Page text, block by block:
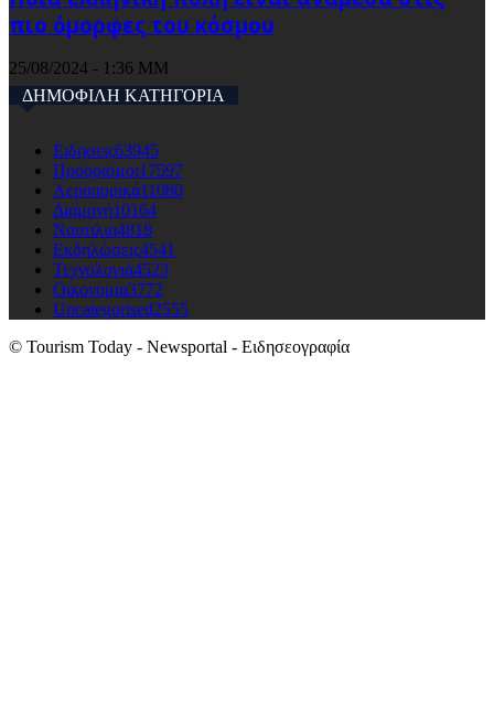
πιο όμορφες του κόσμου
25/08/2024 - 1:36 ΜΜ
ΔΗΜΟΦΙΛΗ ΚΑΤΗΓΟΡΙΑ
Ειδησεις63945
Προορισμοι17597
Αεροπορικά11080
Διαμονη10164
Ναυτιλια4818
Εκδηλώσεις4541
Τεχνολογια4523
Οικονομια3772
Uncategorised2555
© Tourism Today - Newsportal - Ειδησεογραφία